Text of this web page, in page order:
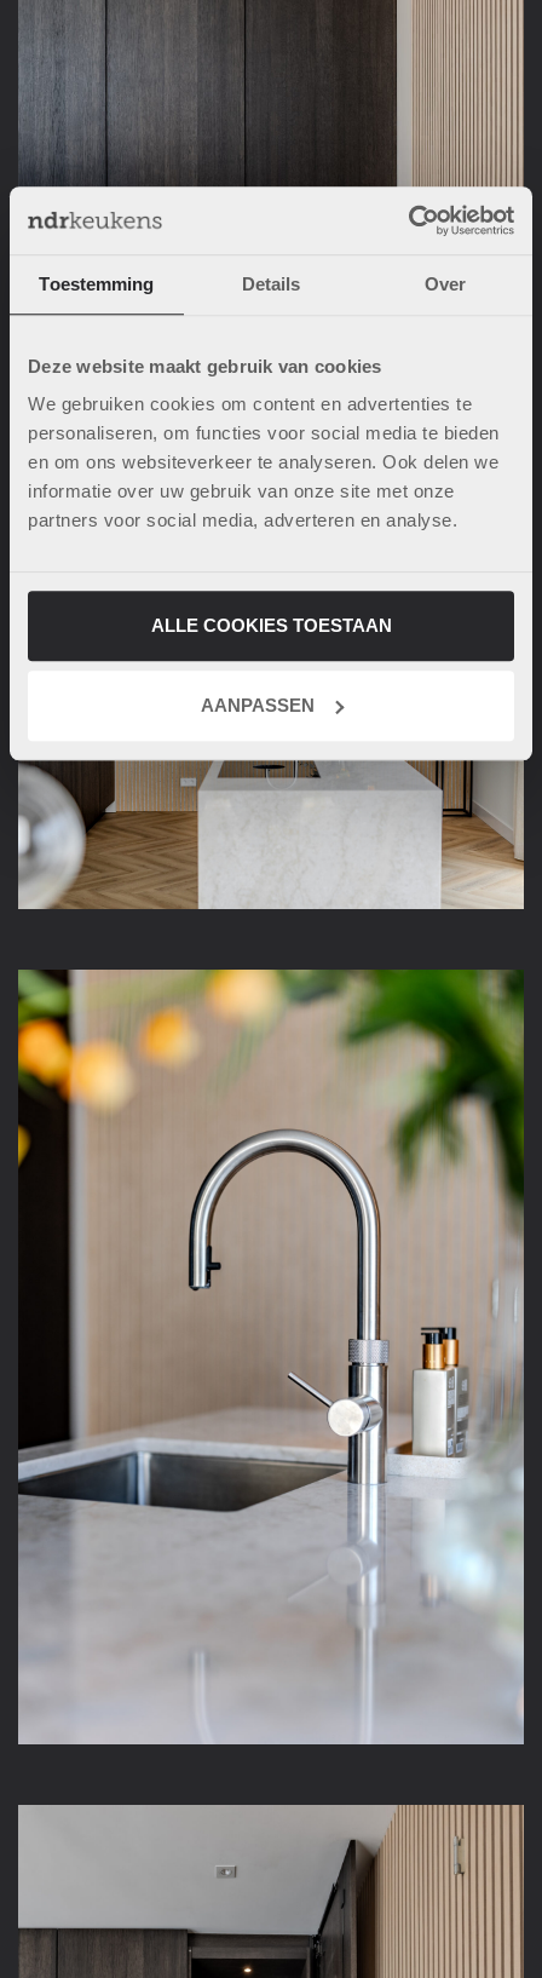
Toestemming Details Over
Deze website maakt gebruik van cookies
We gebruiken cookies om content en advertenties te
personaliseren, om functies voor social media te bieden
en om ons websiteverkeer te analyseren. Ook delen we
informatie over uw gebruik van onze site met onze
partners voor social media, adverteren en analyse.
ALLE COOKIES TOESTAAN
AANPASSEN